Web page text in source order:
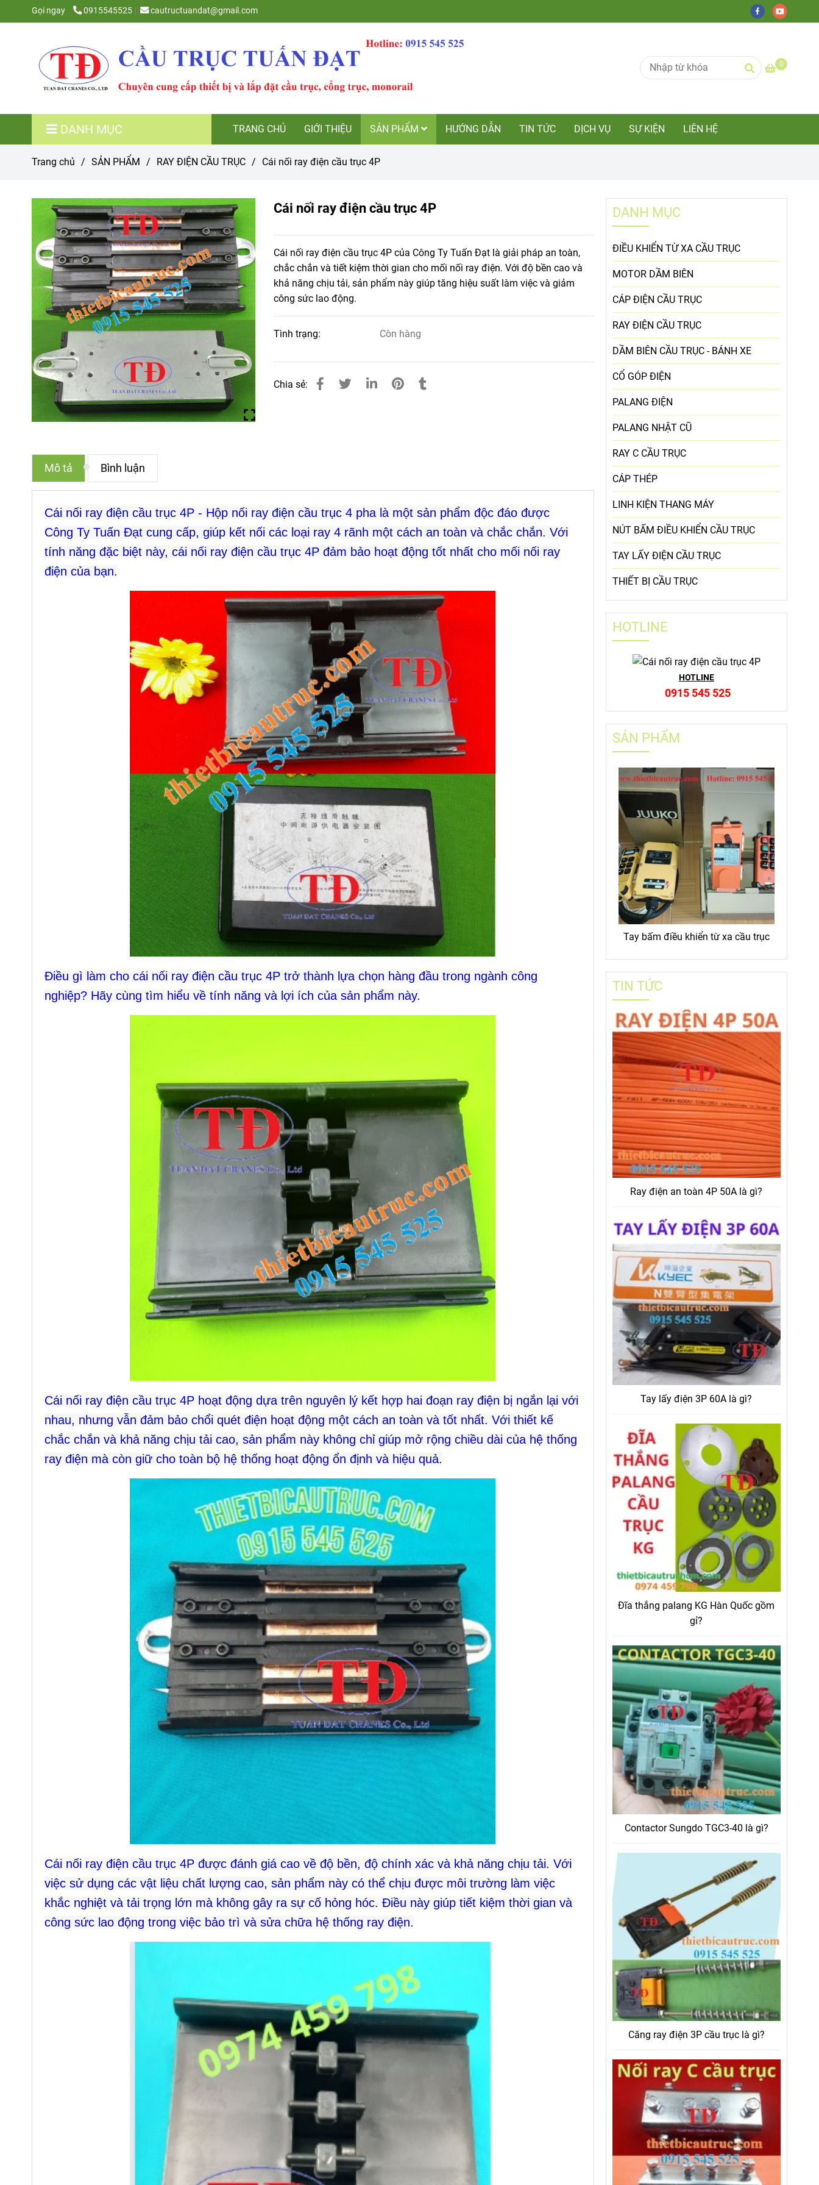
Gọi ngay 0915545525 cautructuandat@gmail.com
0
DANH MỤC TRANG CHỦ GIỚI THIỆU SẢN PHẨM HƯỚNG DẪN TIN TỨC DỊCH VỤ SỰ KIỆN LIÊN HỆ
Trang chủ / SẢN PHẨM / RAY ĐIỆN CẦU TRỤC / Cái nối ray điện cầu trục 4P
Cái nối ray điện cầu trục 4P
Cái nối ray điện cầu trục 4P của Công Ty Tuấn Đạt là giải pháp an toàn,
chắc chắn và tiết kiệm thời gian cho mối nối ray điện. Với độ bền cao và
khả năng chịu tải, sản phẩm này giúp tăng hiệu suất làm việc và giảm
công sức lao động.
Tình trạng: Còn hàng
Chia sẻ:
Mô tả Bình luận
Cái nối ray điện cầu trục 4P - Hộp nối ray điện cầu trục 4 pha là một sản phẩm độc đáo được
Công Ty Tuấn Đạt cung cấp, giúp kết nối các loại ray 4 rãnh một cách an toàn và chắc chắn. Với
tính năng đặc biệt này, cái nối ray điện cầu trục 4P đảm bảo hoạt động tốt nhất cho mối nối ray
điện của bạn.
Điều gì làm cho cái nối ray điện cầu trục 4P trở thành lựa chọn hàng đầu trong ngành công
nghiệp? Hãy cùng tìm hiểu về tính năng và lợi ích của sản phẩm này.
Cái nối ray điện cầu trục 4P hoạt động dựa trên nguyên lý kết hợp hai đoạn ray điện bị ngắn lại với
nhau, nhưng vẫn đảm bảo chổi quét điện hoạt động một cách an toàn và tốt nhất. Với thiết kế
chắc chắn và khả năng chịu tải cao, sản phẩm này không chỉ giúp mở rộng chiều dài của hệ thống
ray điện mà còn giữ cho toàn bộ hệ thống hoạt động ổn định và hiệu quả.
Cái nối ray điện cầu trục 4P được đánh giá cao về độ bền, độ chính xác và khả năng chịu tải. Với
việc sử dụng các vật liệu chất lượng cao, sản phẩm này có thể chịu được môi trường làm việc
khắc nghiệt và tải trọng lớn mà không gây ra sự cố hỏng hóc. Điều này giúp tiết kiệm thời gian và
công sức lao động trong việc bảo trì và sửa chữa hệ thống ray điện.
DANH MỤC
ĐIỀU KHIỂN TỪ XA CẦU TRỤC
MOTOR DẦM BIÊN
CÁP ĐIỆN CẦU TRỤC
RAY ĐIỆN CẦU TRỤC
DẦM BIÊN CẦU TRỤC - BÁNH XE
CỔ GÓP ĐIỆN
PALANG ĐIỆN
PALANG NHẬT CŨ
RAY C CẦU TRỤC
CÁP THÉP
LINH KIỆN THANG MÁY
NÚT BẤM ĐIỀU KHIỂN CẦU TRỤC
TAY LẤY ĐIỆN CẦU TRỤC
THIẾT BỊ CẦU TRỤC
HOTLINE
HOTLINE
0915 545 525
SẢN PHẨM
Tay bấm điều khiển từ xa cầu trục
TIN TỨC
Ray điện an toàn 4P 50A là gì?
Tay lấy điện 3P 60A là gì?
Đĩa thắng palang KG Hàn Quốc gồm
gỉ?
Contactor Sungdo TGC3-40 là gì?
Căng ray điện 3P cầu trục là gì?